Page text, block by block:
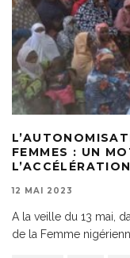
FEMMES : UN
12 MAI 2023
A la veille du 13 mai,
de la Femme